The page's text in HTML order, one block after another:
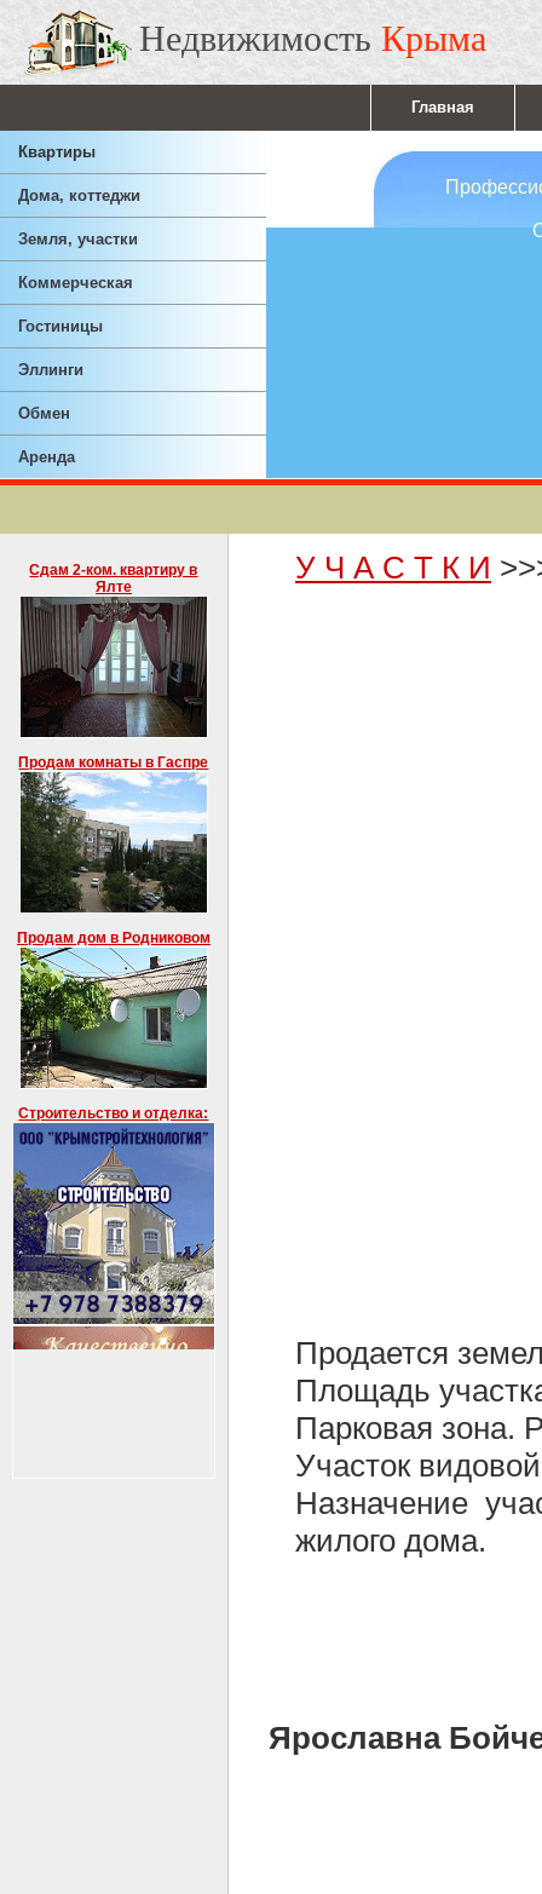
Недвижимость Крыма
Главная
Квартиры
Дома, коттеджи
Земля, участки
Коммерческая
Гостиницы
Эллинги
Обмен
Аренда
Сдам 2-ком. квартиру в
Ялте
Продам комнаты в Гаспре
Продам дом в Родниковом
Строительство и отделка:
У Ч А С Т К И
Продается
Площадь
Парковая зона.
Участок
Назначение
жилого дома.
Ярославна